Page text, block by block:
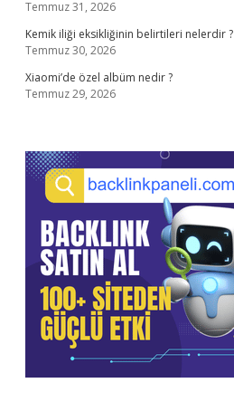
Temmuz 31, 2026
Kemik iliği eksikliğinin belirtileri nelerdir ?
Temmuz 30, 2026
Xiaomi’de özel albüm nedir ?
Temmuz 29, 2026